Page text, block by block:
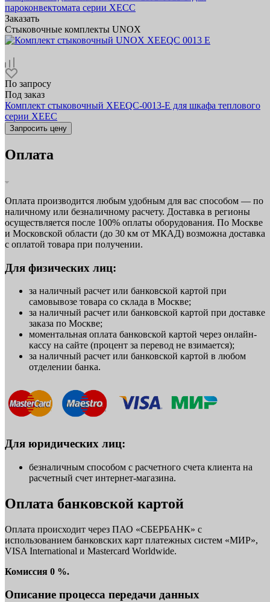
пароконвектомата серии XECC
Заказать
Стыковочные комплекты UNOX
По запросу
Под заказ
Комплект стыковочный XEEQC-0013-E для шкафа теплового
серии XEEC
Запросить цену
Оплата
Оплата производится любым удобным для вас способом — по
наличному или безналичному расчету. Доставка в регионы
осуществляется после 100% оплаты оборудования. По Москве
и Московской области (до 30 км от МКАД) возможна доставка
с оплатой товара при получении.
Для физических лиц:
за наличный расчет или банковской картой при
самовывозе товара со склада в Москве;
за наличный расчет или банковской картой при доставке
заказа по Москве;
моментальная оплата банковской картой через онлайн-
кассу на сайте (процент за перевод не взимается);
за наличный расчет или банковской картой в любом
отделении банка.
Для юридических лиц:
безналичным способом с расчетного счета клиента на
расчетный счет интернет-магазина.
Оплата банковской картой
Оплата происходит через ПАО «СБЕРБАНК» с
использованием банковских карт платежных систем «МИР»,
VISA International и Mastercard Worldwide.
Комиссия 0 %.
Описание процесса передачи данных